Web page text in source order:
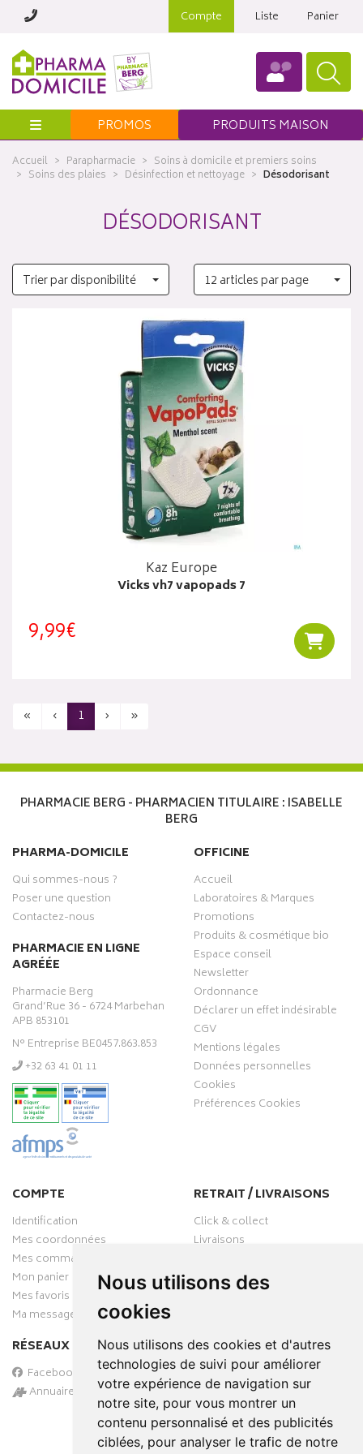
Nous utilisons des
cookies
Nous utilisons des cookies et d'autres
technologies de suivi pour améliorer
votre expérience de navigation sur
notre site, pour vous montrer un
contenu personnalisé et des publicités
ciblées, pour analyser le trafic de notre
Compte Liste Panier
Menu PROMOS PRODUITS MAISON
Accueil Parapharmacie
Soins à domicile et premiers soins
Soins des plaies
Désinfection et nettoyage Désodorisant
DÉSODORISANT
Trier par disponibilité 12 articles par page
Kaz Europe
Vicks vh7 vapopads 7
9,99€
« ‹ 1 › »
PHARMACIE BERG - PHARMACIEN TITULAIRE : ISABELLE
BERG
PHARMA-DOMICILE
Qui sommes-nous ?
Poser une question
Contactez-nous
PHARMACIE EN LIGNE
AGRÉÉE
Pharmacie Berg
Grand’Rue 36 - 6724 Marbehan
APB 853101
N° Entreprise BE0457.863.853
‭+32 63 41 01 11‬
OFFICINE
Accueil
Laboratoires & Marques
Promotions
Produits & cosmétique bio
Espace conseil
Newsletter
Ordonnance
Déclarer un effet indésirable
CGV
Mentions légales
Données personnelles
Cookies
Préférences Cookies
COMPTE
Identification
Mes coordonnées
Mes commandes
Mon panier
Mes favoris
Ma messagerie
RÉSEAUX SOCIAUX
Facebook
Annuaire des pharmacies
RETRAIT / LIVRAISONS
Click & collect
Livraisons
PAIEMENT SÉCURISÉ